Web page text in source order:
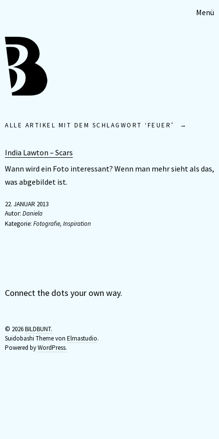
Menü
ALLE ARTIKEL MIT DEM SCHLAGWORT ‘FEUER ’
India Lawton – Scars
Wann wird ein Foto interessant? Wenn man mehr sieht als das,
was abgebildet ist.
22. JANUAR 2013
Autor: Daniela
Kategorie: Fotografie, Inspiration
Connect the dots your own way.
© 2026BILDBUNT.
Suidobashi Theme von Elmastudio.
Powered byWordPress.